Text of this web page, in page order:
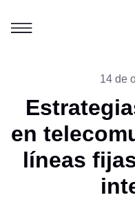
14 de
en
líneas